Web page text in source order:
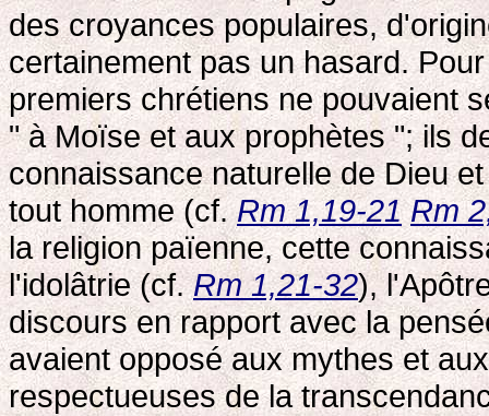
des croyances populaires,
certainement pas un hasard.
premiers chrétiens ne pouvaient
" à Moïse et aux prophètes "; ils
connaissance naturelle de Dieu
tout homme (cf.Rm 1,19-21 Rm
la religion païenne, cette
l'idolâtrie (cf.Rm 1,21-32),
discours en rapport avec la
avaient opposé aux mythes et
respectueuses de la